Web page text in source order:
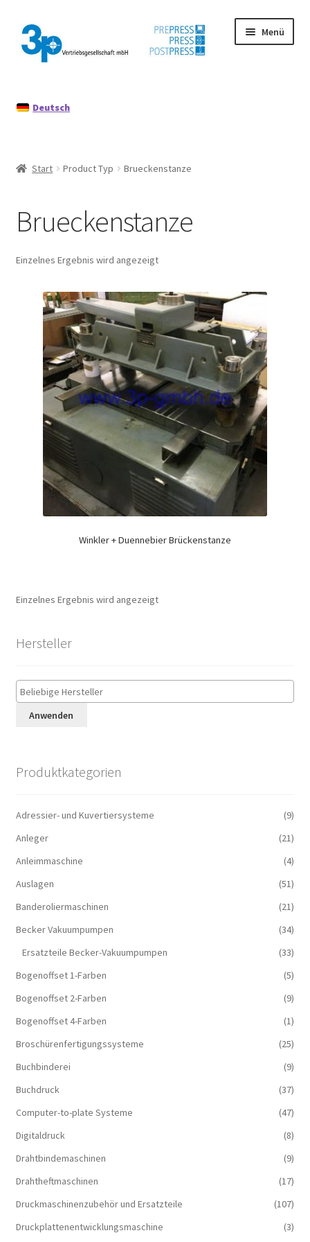
Zur
Navigation
springen
Zum
Inhalt
springen
Menü
Datenschutz
Mein Konto
Deutsch
Start Product Typ Brueckenstanze
Brueckenstanze
Einzelnes Ergebnis wird angezeigt
Winkler + Duennebier Brückenstanze
Einzelnes Ergebnis wird angezeigt
Hersteller
Anwenden
Produktkategorien
Adressier- und Kuvertiersysteme
(9)
Anleger
(21)
Anleimmaschine
(4)
Auslagen
(51)
Banderoliermaschinen
(21)
Becker Vakuumpumpen
(34)
Ersatzteile Becker-Vakuumpumpen
(33)
Bogenoffset 1-Farben
(5)
Bogenoffset 2-Farben
(9)
Bogenoffset 4-Farben
(1)
Broschürenfertigungssysteme
(25)
Buchbinderei
(9)
Buchdruck
(37)
Computer-to-plate Systeme
(47)
Digitaldruck
(8)
Drahtbindemaschinen
(9)
Drahtheftmaschinen
(17)
Druckmaschinenzubehör und Ersatzteile
(107)
Druckplattenentwicklungsmaschine
(3)